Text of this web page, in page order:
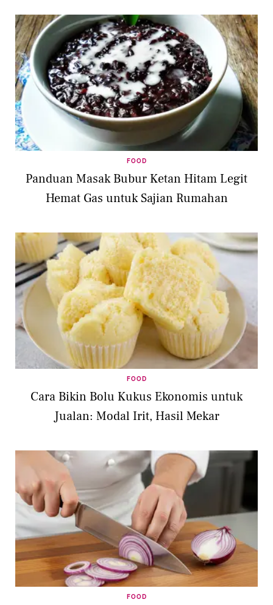
FOOD
Panduan Masak Bubur Ketan Hitam Legit
Hemat Gas untuk Sajian Rumahan
FOOD
Cara Bikin Bolu Kukus Ekonomis untuk
Jualan: Modal Irit, Hasil Mekar
FOOD